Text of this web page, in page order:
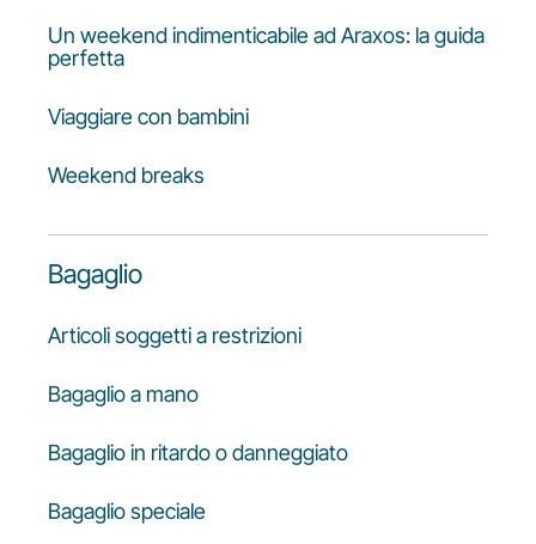
Un weekend indimenticabile ad Araxos: la guida
perfetta
Viaggiare con bambini
Weekend breaks
Bagaglio
Articoli soggetti a restrizioni
Bagaglio a mano
Bagaglio in ritardo o danneggiato
Bagaglio speciale